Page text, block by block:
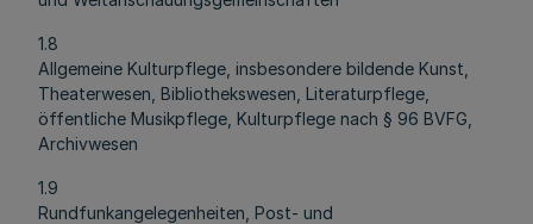
1.8
Allgemeine Kulturpflege, insbesondere bildende Kunst,
Theaterwesen, Bibliothekswesen, Literaturpflege,
öffentliche Musikpflege, Kulturpflege nach § 96 BVFG,
Archivwesen
1.9
Rundfunkangelegenheiten, Post- und